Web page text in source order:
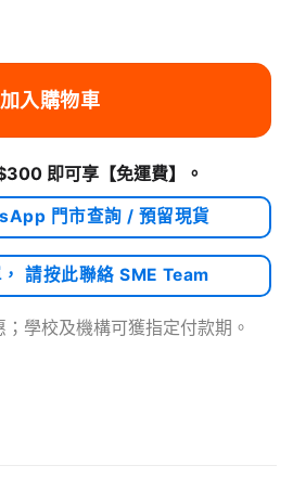
加入購物車
即可享 【免運費】 。
門市查詢 / 預留現貨
請按此聯絡 SME Team
學校及機構可獲指定付款期。